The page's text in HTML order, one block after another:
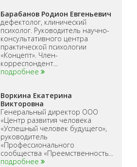
Барабанов Родион Евгеньевич
дефектолог, клинический
психолог. Руководитель научно-
консультативного центра
практической психологии
«Концепт». Член-
корреспондент...
подробнее
Воркина Екатерина
Викторовна
Генеральный директор ООО
«Центр развития человека
«Успешный человек будущего»,
руководитель
«Профессионального
сообщества «Преемственность...
подробнее